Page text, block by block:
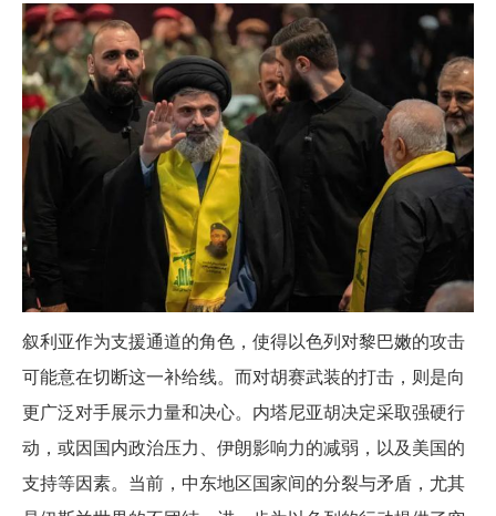
叙利亚作为支援通道的角色，使得以色列对黎巴嫩的攻击
可能意在切断这一补给线。而对胡赛武装的打击，则是向
更广泛对手展示力量和决心。内塔尼亚胡决定采取强硬行
动，或因国内政治压力、伊朗影响力的减弱，以及美国的
支持等因素。当前，中东地区国家间的分裂与矛盾，尤其